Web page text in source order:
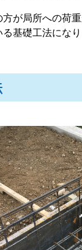
が局所への荷
基礎工法になり